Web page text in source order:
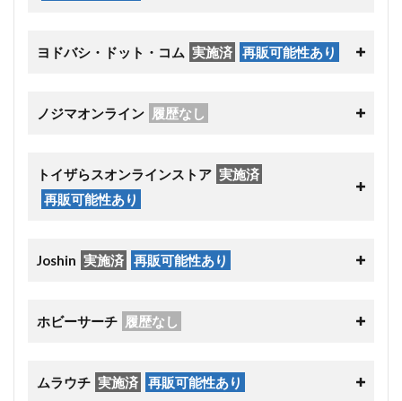
ヨドバシ・ドット・コム 実施済 再販可能性あり
ノジマオンライン 履歴なし
トイザらスオンラインストア 実施済
再販可能性あり
Joshin 実施済 再販可能性あり
ホビーサーチ 履歴なし
ムラウチ 実施済 再販可能性あり